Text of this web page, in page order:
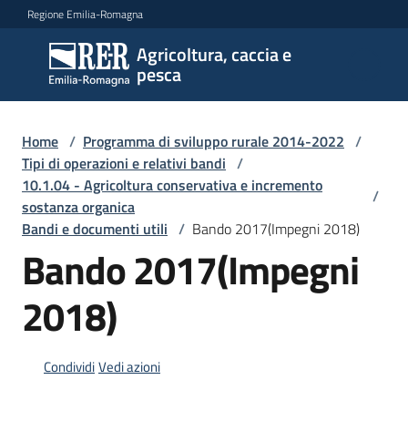
Vai al contenuto
Vai alla navigazione
Vai al footer
Regione Emilia-Romagna
Agricoltura, caccia e
pesca
Agricoltura,
caccia e
pesca
Argomenti
Novità
Servizi
Leggi
Home / Programma di sviluppo rurale 2014-2022 /
Tipi di operazioni e relativi bandi /
10.1.04 - Agricoltura conservativa e incremento
sostanza organica
/
Bandi e documenti utili / Bando 2017(Impegni 2018)
Bando 2017(Impegni
2018)
CondividiVedi azioni